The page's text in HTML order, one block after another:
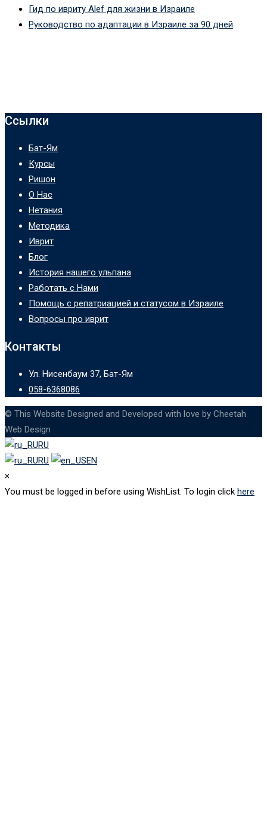
Гид по ивриту Alef для жизни в Израиле
Руководство по адаптации в Израиле за 90 дней
Ссылки
Бат-Ям
Курсы
Ришон
О Нас
Нетания
Методика
Иврит
Блог
История нашего ульпана
Работать с Нами
Помощь с репатриацией и статусом в Израиле
Вопросы про иврит
Контакты
Ул. Нисенбаум 37, Бат-Ям
058-6368086
© This Website Designed and Developed with love by Cheetah
Web Design
RU
RU
EN
×
You must be logged in before using WishList. To login click here